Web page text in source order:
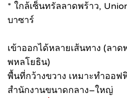
* ใกล้เซ็นทรัลลาดพร้าว,
บาซาร์
เข้าออกได้หลายเส้นทาง (ลา
พหลโยธิน)
พื้นที่กว้างขวาง เหมาะทำออ
สำนักงานขนาดกลาง–ใหญ่